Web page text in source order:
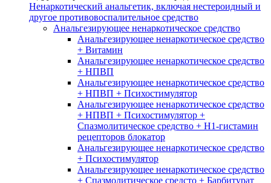
Ненаркотический анальгетик, включая нестероидный и
другое противовоспалительное средство
Анальгезирующее ненаркотическое средство
Анальгезирующее ненаркотическое средство
+ Витамин
Анальгезирующее ненаркотическое средство
+ НПВП
Анальгезирующее ненаркотическое средство
+ НПВП + Психостимулятор
Анальгезирующее ненаркотическое средство
+ НПВП + Психостимулятор +
Спазмолитическое средство + H1-гистамин
рецепторов блокатор
Анальгезирующее ненаркотическое средство
+ Психостимулятор
Анальгезирующее ненаркотическое средство
+ Спазмолитическое средсто + Барбитурат